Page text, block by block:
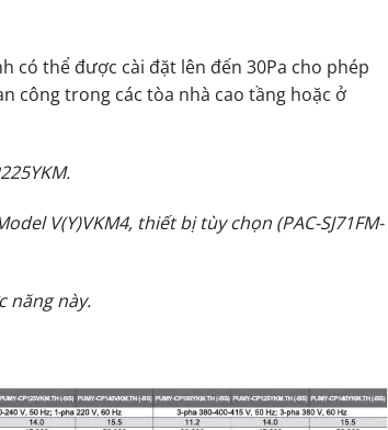
có thể được cài đặt lên đến 30Pa cho phép
công trong các tòa nhà cao tầng hoặc ở
V(Y)VKM4, thiết bị tùy chọn (PAC-SJ71FM-
năng này.